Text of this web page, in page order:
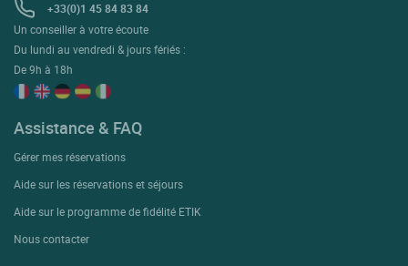
+33(0)1 45 84 83 84
Un conseiller à votre écoute
Du lundi au vendredi & jours fériés :
De 9h à 18h
Assistance & FAQ
Gérer mes réservations
Aide sur les réservations et séjours
Aide sur le programme de fidélité ETIK
Nous contacter